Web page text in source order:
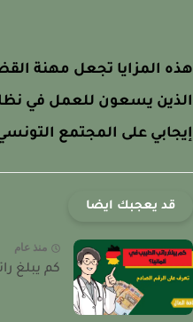
المزايا تجعل مهنة
يسعون للعمل في نظام
على المجتمع التونسي.
قد يعجبك ايضا
منذ عام
كم يبلغ راتب